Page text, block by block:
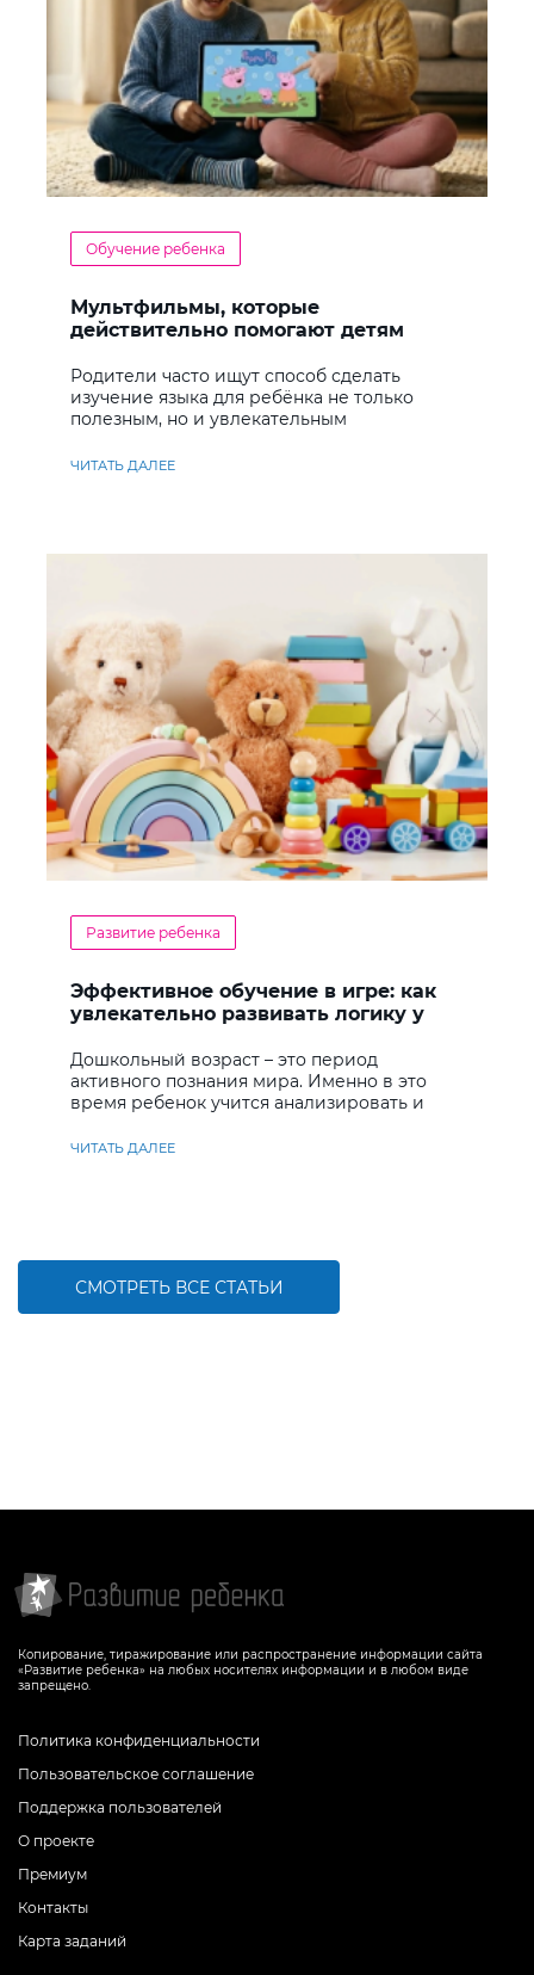
Обучение ребенка
Мультфильмы, которые
действительно помогают детям
Родители часто ищут способ сделать
изучение языка для ребёнка не только
полезным, но и увлекательным
ЧИТАТЬ ДАЛЕЕ
Развитие ребенка
Эффективное обучение в игре: как
увлекательно развивать логику у
Дошкольный возраст – это период
активного познания мира. Именно в это
время ребенок учится анализировать и
ЧИТАТЬ ДАЛЕЕ
СМОТРЕТЬ ВСЕ СТАТЬИ
Копирование, тиражирование или распространение информации сайта
«Развитие ребенка» на любых носителях информации и в любом виде
запрещено.
Политика конфиденциальности
Пользовательское соглашение
Поддержка пользователей
О проекте
Премиум
Контакты
Карта заданий